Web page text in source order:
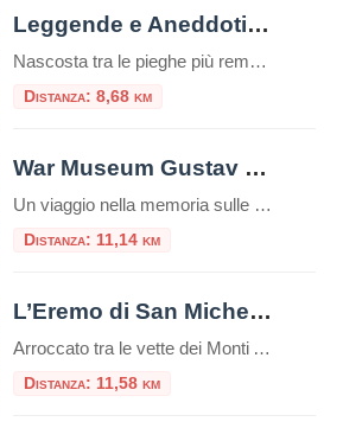
Leggende e Aneddoti di Fossa Juanna
Nascosta tra le pieghe più remote dei Monti Aurunci, alle falde del Monte Petrella, si apre una conca tanto perfetta da sembrare artificiale, un anfiteatro naturale celato agli occhi degli escursionisti distratti. È Fossa Juanna (o Joanna), una vasta dolina carsica a oltre 1300 metri di quota, un cerchio di prato del diametro di oltre […]
Distanza: 8,68 km
War Museum Gustav Line Garigliano Front
Un viaggio nella memoria sulle rive del Garigliano Nel cuore della provincia di Latina, immerso tra le colline che videro alcuni dei combattimenti più duri della Seconda Guerra Mondiale in Italia, sorge il War Museum Gustav Line – Garigliano Front, un piccolo ma prezioso museo storico dedicato alla memoria della Linea Gustav e ai tragici […]
Distanza: 11,14 km
L’Eremo di San Michele a Formia: tra storia, natura e mistero
Arroccato tra le vette dei Monti Aurunci, l’Eremo di San Michele a Formia è un luogo di rara bellezza e profonda spiritualità. Questo antico santuario rupestre, scavato nella roccia, rappresenta una meta suggestiva sia per gli amanti della natura che per i pellegrini alla ricerca di un luogo di raccoglimento. Il panorama mozzafiato che si […]
Distanza: 11,58 km